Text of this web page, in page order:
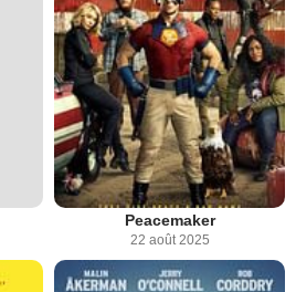
Peacemaker
22 août 2025